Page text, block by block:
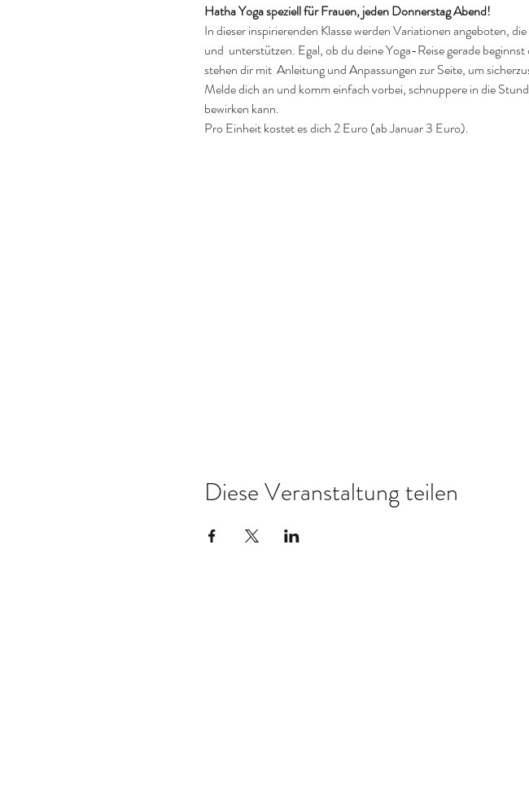
Hatha Yoga speziell für Frauen, jeden Donnerstag Abend!
In dieser inspirierenden Klasse werden Variationen angeboten,
und  unterstützen. Egal, ob du deine Yoga-Reise gerade
stehen dir mit  Anleitung und Anpassungen zur Seite, um
Melde dich an und komm einfach vorbei, schnuppere in die
bewirken kann.
Pro Einheit kostet es dich 2 Euro (ab Januar 3 Euro).
Diese Veranstaltung teilen